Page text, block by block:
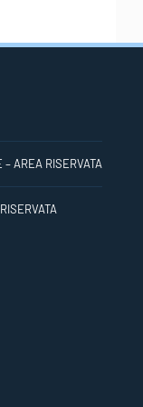
– AREA RISERVATA